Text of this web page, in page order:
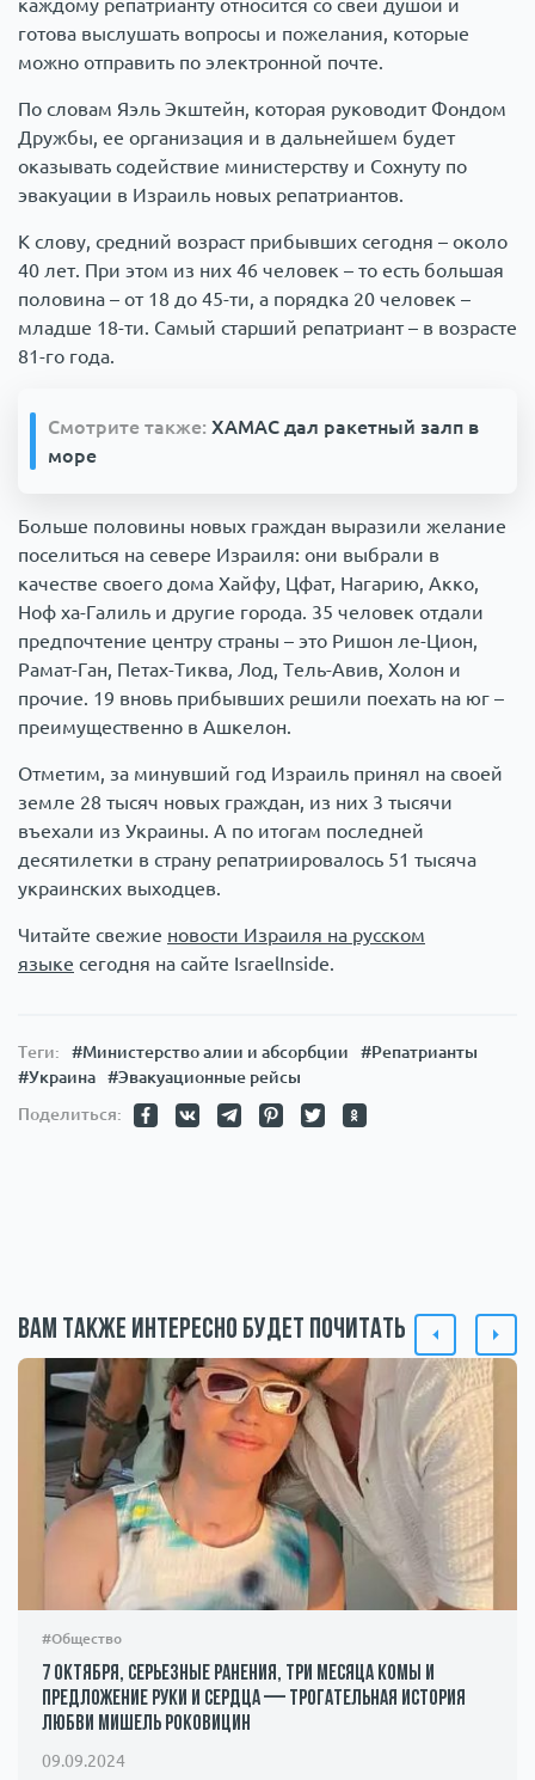
каждому репатрианту относится со свей душой и
готова выслушать вопросы и пожелания, которые
можно отправить по электронной почте.
По словам Яэль Экштейн, которая руководит Фондом
Дружбы, ее организация и в дальнейшем будет
оказывать содействие министерству и Сохнуту по
эвакуации в Израиль новых репатриантов.
К слову, средний возраст прибывших сегодня – около
40 лет. При этом из них 46 человек – то есть большая
половина – от 18 до 45-ти, а порядка 20 человек –
младше 18-ти. Самый старший репатриант – в возрасте
81-го года.
Смотрите также: ХАМАС дал ракетный залп в
море
Больше половины новых граждан выразили желание
поселиться на севере Израиля: они выбрали в
качестве своего дома Хайфу, Цфат, Нагарию, Акко,
Ноф ха-Галиль и другие города. 35 человек отдали
предпочтение центру страны – это Ришон ле-Цион,
Рамат-Ган, Петах-Тиква, Лод, Тель-Авив, Холон и
прочие. 19 вновь прибывших решили поехать на юг –
преимущественно в Ашкелон.
Отметим, за минувший год Израиль принял на своей
земле 28 тысяч новых граждан, из них 3 тысячи
въехали из Украины. А по итогам последней
десятилетки в страну репатриировалось 51 тысяча
украинских выходцев.
Читайте свежие новости Израиля на русском
языке сегодня на сайте IsraelInside.
Теги: #Министерство алии и абсорбции
#Репатрианты
#Украина
#Эвакуационные рейсы
Поделиться:
Вам также интересно будет почитать
#Общество
7 октября, серьезные ранения, три месяца комы и
предложение руки и сердца — трогательная история
любви Мишель Роковицин
09.09.2024